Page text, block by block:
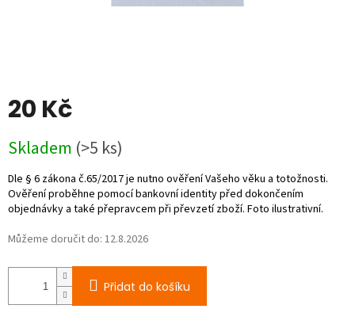
20 Kč
cena:
Skladem (>5 ks)
Můžeme doručit do: 12.8.2026
Přidat do košíku